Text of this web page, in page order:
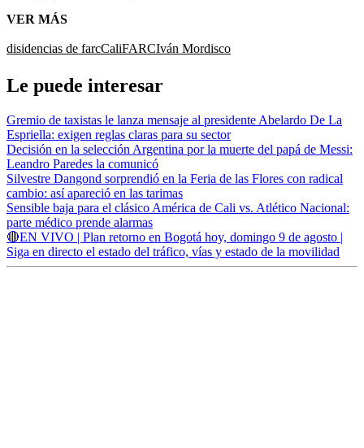
VER MÁS
disidencias de farcCaliFARCIván Mordisco
Le puede interesar
Gremio de taxistas le lanza mensaje al presidente Abelardo De La
Espriella: exigen reglas claras para su sector
Decisión en la selección Argentina por la muerte del papá de Messi:
Leandro Paredes la comunicó
Silvestre Dangond sorprendió en la Feria de las Flores con radical
cambio: así apareció en las tarimas
Sensible baja para el clásico América de Cali vs. Atlético Nacional:
parte médico prende alarmas
🔴EN VIVO | Plan retorno en Bogotá hoy, domingo 9 de agosto |
Siga en directo el estado del tráfico, vías y estado de la movilidad